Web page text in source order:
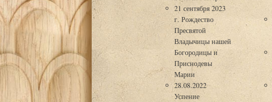
21 сентября 2023
г. Рождество
Пресвятой
Владычицы нашей
Богородицы и
Приснодевы
Марии
28.08.2022
Успение